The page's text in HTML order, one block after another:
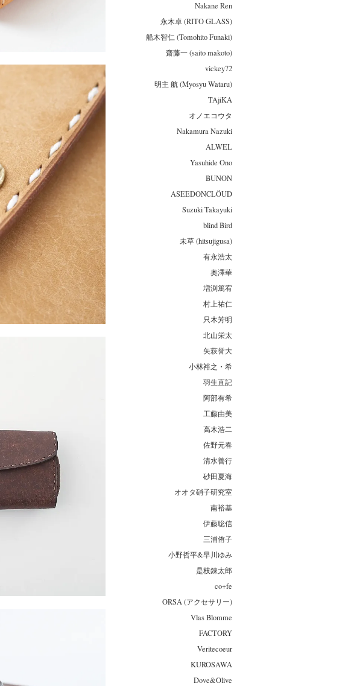
Nakane Ren
永木卓 (RITO GLASS)
船木智仁 (Tomohito Funaki)
齋藤一 (saito makoto)
vickey72
明主 航 (Myosyu Wataru)
TAjiKA
オノエコウタ
Nakamura Nazuki
ALWEL
Yasuhide Ono
BUNON
ASEEDONCLÖUD
Suzuki Takayuki
blind Bird
未草 (hitsujigusa)
有永浩太
奥澤華
増渕篤宥
村上祐仁
只木芳明
北山栄太
矢萩誉大
小林裕之・希
羽生直記
阿部有希
工藤由美
高木浩二
佐野元春
清水善行
砂田夏海
オオタ硝子研究室
南裕基
伊藤聡信
三浦侑子
小野哲平&早川ゆみ
是枝錬太郎
co+fe
ORSA (アクセサリー)
Vlas Blomme
FACTORY
Veritecoeur
KUROSAWA
Dove&Olive